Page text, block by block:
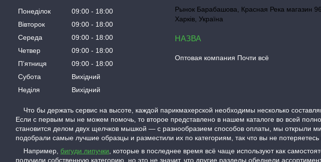
Понеділок 09:00
18:00
Вівторок
09:00
18:00
Середа
09:00
18:00
Четвер
09:00
18:00
Пʼятниця
09:00
18:00
Субота
Вихідний
Неділя
Вихідний
Рынок Барабашова, Красная Река магазин 96,
Харків, Україна
Оптовая компания Почти всё
Что бы держать сервис на высоте, каждой парикмахерской необходимы несколько
Если с первым мы не можем помочь, то второе представлено в нашем каталоге во всей
становится делом двух щелчков мышкой — с разнообразием способов оплаты, мы открыли
подобрали самые лучшие образцы и разместили их по категориям, так что вы не
Например, бигуди липучки , которые в последнее время всё чаще используют как
получили собственную категорию, но это не значит, что другие разделы обеднели